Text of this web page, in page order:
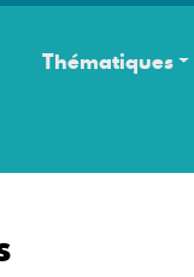
Thématiques